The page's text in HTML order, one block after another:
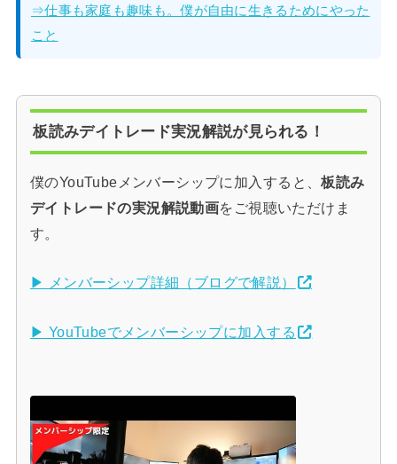
⇒仕事も家庭も趣味も。僕が自由に生きるためにやった
こと
板読みデイトレード実況解説が見られる！
僕のYouTubeメンバーシップに加入すると、板読み
デイトレードの実況解説動画をご視聴いただけま
す。
▶ メンバーシップ詳細（ブログで解説）
▶ YouTubeでメンバーシップに加入する